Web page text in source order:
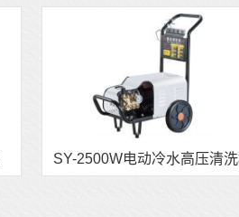
SY-2500W电动冷水高压清